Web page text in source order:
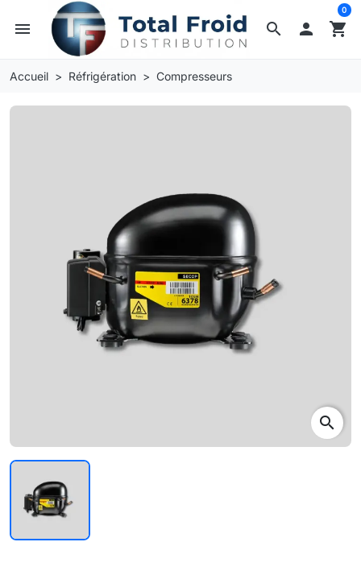
search
menu  shopping_cart
0
Accueil Réfrigération Compresseurs
search